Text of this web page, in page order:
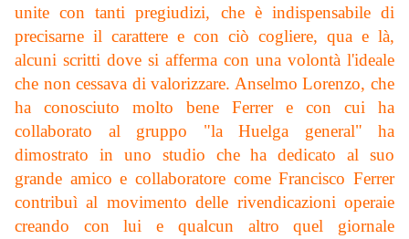
unite con tanti pregiudizi, che è indispensabile di
precisarne il carattere e con ciò cogliere, qua e là,
alcuni scritti dove si afferma con una volontà l'ideale
che non cessava di valorizzare. Anselmo Lorenzo, che
ha conosciuto molto bene Ferrer e con cui ha
collaborato al gruppo "la Huelga general" ha
dimostrato in uno studio che ha dedicato al suo
grande amico e collaboratore come Francisco Ferrer
contribuì al movimento delle rivendicazioni operaie
creando con lui e qualcun altro quel giornale